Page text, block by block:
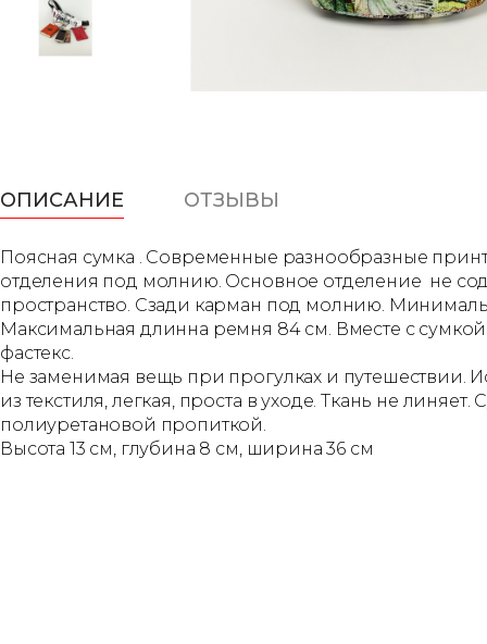
ОПИСАНИЕ ОТЗЫВЫ
Поясная сумка . Современные разнообразные
отделения под молнию. Основное отделение не
пространство. Сзади карман под молнию.
Максимальная длинна ремня 84 см. Вместе с
фастекс.
Не заменимая вещь при прогулках и путешествии.
из текстиля, легкая, проста в уходе. Ткань не
полиуретановой пропиткой.
Высота 13 см, глубина 8 см, ширина 36 см